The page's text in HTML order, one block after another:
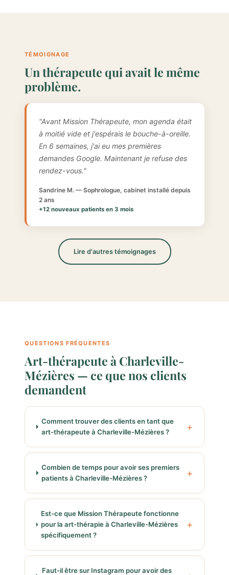
TÉMOIGNAGE
Un thérapeute qui avait le même
problème.
"Avant Mission Thérapeute, mon agenda était
à moitié vide et j'espérais le bouche-à-oreille.
En 6 semaines, j'ai eu mes premières
demandes Google. Maintenant je refuse des
rendez-vous."
Sandrine M. — Sophrologue, cabinet installé depuis
2 ans
+12 nouveaux patients en 3 mois
Lire d'autres témoignages
QUESTIONS FRÉQUENTES
Art-thérapeute à Charleville-
Mézières — ce que nos clients
demandent
Comment trouver des clients en tant que
art-thérapeute à Charleville-Mézières ?
Combien de temps pour avoir ses premiers
patients à Charleville-Mézières ?
Est-ce que Mission Thérapeute fonctionne
pour la art-thérapie à Charleville-Mézières
spécifiquement ?
Faut-il être sur Instagram pour avoir des